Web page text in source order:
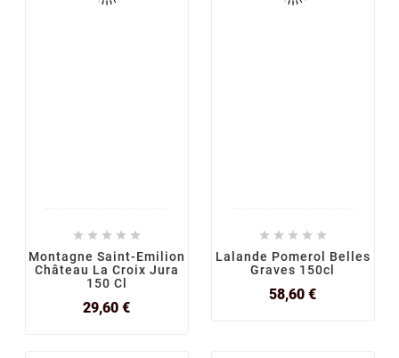
    
Montagne Saint-Emilion
Château La Croix Jura
150 Cl
29,60 €Prix
    
Lalande Pomerol Belles
Graves 150cl
58,60 €Prix